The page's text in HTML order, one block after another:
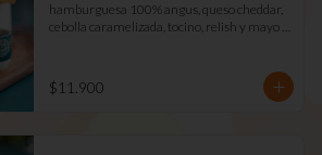
hamburguesa 100% angus, queso cheddar,
cebolla caramelizada, tocino, relish y mayo
$11.900